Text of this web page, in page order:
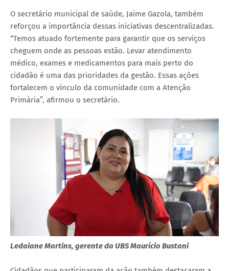
O secretário municipal de saúde, Jaime Gazola, também
reforçou a importância dessas iniciativas descentralizadas.
“Temos atuado fortemente para garantir que os serviços
cheguem onde as pessoas estão. Levar atendimento
médico, exames e medicamentos para mais perto do
cidadão é uma das prioridades da gestão. Essas ações
fortalecem o vínculo da comunidade com a Atenção
Primária”, afirmou o secretário.
Ledaiane Martins, gerente da UBS Maurício Bustani